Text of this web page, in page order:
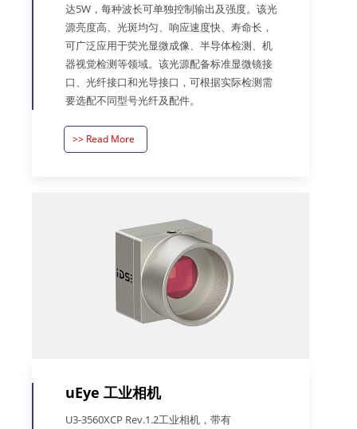
达5W，每种波长可单独控制输出及强度。该光
源亮度高、光斑均匀、响应速度快、寿命长，
可广泛应用于荧光显微成像、半导体检测、机
器视觉检测等领域。该光源配备标准显微镜接
口、光纤接口和光导接口，可根据实际检测需
要选配不同型号光纤及配件。
>> Read More
uEye 工业相机
U3-3560XCP Rev.1.2工业相机，带有